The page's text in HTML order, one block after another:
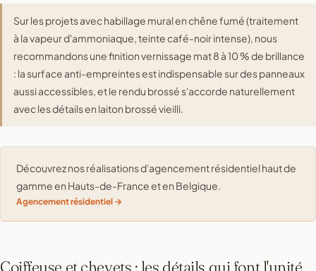
Sur les projets avec habillage mural en chêne fumé (traitement
à la vapeur d'ammoniaque, teinte café-noir intense), nous
recommandons une finition vernissage mat 8 à 10 % de brillance
: la surface anti-empreintes est indispensable sur des panneaux
aussi accessibles, et le rendu brossé s'accorde naturellement
avec les détails en laiton brossé vieilli.
Découvrez nos réalisations d'agencement résidentiel haut de
gamme en Hauts-de-France et en Belgique.
Agencement résidentiel
Coiffeuse et chevets : les détails qui font l'unité